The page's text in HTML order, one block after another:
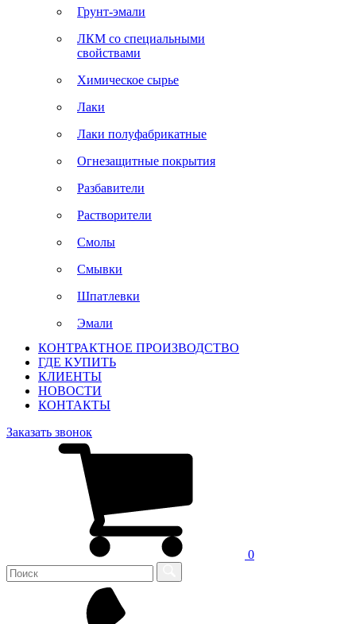
Грунт-эмали
ЛКМ со специальными
свойствами
Химическое сырье
Лаки
Лаки полуфабрикатные
Огнезащитные покрытия
Разбавители
Растворители
Смолы
Смывки
Шпатлевки
Эмали
КОНТРАКТНОЕ ПРОИЗВОДСТВО
ГДЕ КУПИТЬ
КЛИЕНТЫ
НОВОСТИ
КОНТАКТЫ
Заказать звонок
0